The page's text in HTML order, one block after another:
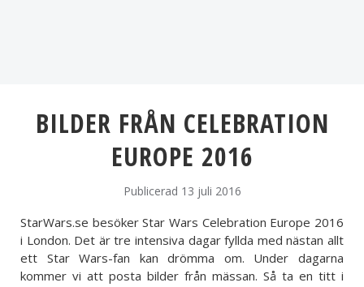
BILDER FRÅN CELEBRATION
EUROPE 2016
Publicerad 13 juli 2016
StarWars.se besöker Star Wars Celebration Europe 2016
i London. Det är tre intensiva dagar fyllda med nästan allt
ett Star Wars-fan kan drömma om. Under dagarna
kommer vi att posta bilder från mässan. Så ta en titt i